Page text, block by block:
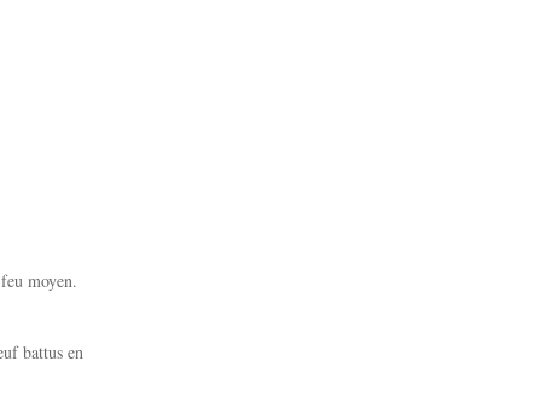
moyen.
battus en